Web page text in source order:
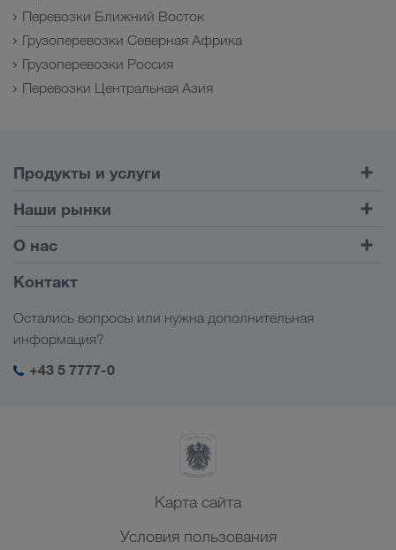
Перевозки Ближний Восток
Грузоперевозки Северная Африка
Грузоперевозки Россия
Перевозки Центральная Азия
Продукты и услуги
Клиентский портал CONNECT
Цифровые решения
Мой вход в систему LKW WALTER
Наши рынки
Европа
Кавказ
Центральная Азия
Ближний Восток
Северная Африка
О нас
Социальная ответственность
Контакт
Остались вопросы или нужна дополнительная
информация?
+43 5 7777-0
Карта сайта
Условия пользования